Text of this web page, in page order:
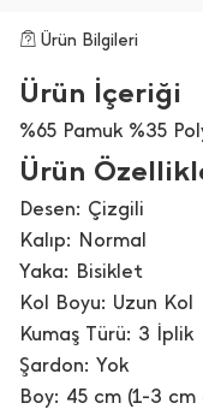
Ürün Bilgileri
Ürün İçeriği
%65 Pamuk %35
Ürün
Desen: Çizgili
Kalıp: Normal
Yaka: Bisiklet
Kol Boyu: Uzun Kol
Kumaş Türü: 3 İplik
Şardon: Yok
Boy: 45 cm (1-3